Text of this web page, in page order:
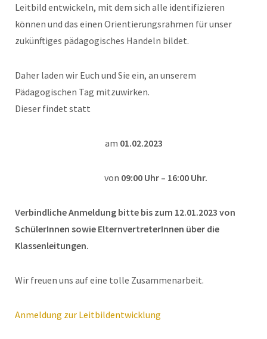
Leitbild entwickeln, mit dem sich alle identifizieren
können und das einen Orientierungsrahmen für unser
zukünftiges pädagogisches Handeln bildet.
Daher laden wir Euch und Sie ein, an unserem
Pädagogischen Tag mitzuwirken.
Dieser findet statt
am 01.02.2023
von 09:00 Uhr – 16:00 Uhr.
Verbindliche Anmeldung bitte bis zum 12.01.2023 von
SchülerInnen sowie ElternvertreterInnen über die
Klassenleitungen.
Wir freuen uns auf eine tolle Zusammenarbeit.
Anmeldung zur Leitbildentwicklung